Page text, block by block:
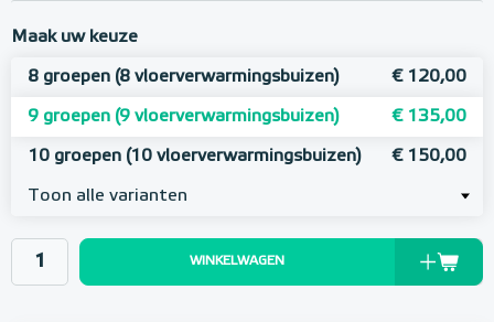
Maak uw keuze
8 groepen (8 vloerverwarmingsbuizen) € 120,00
9 groepen (9 vloerverwarmingsbuizen) € 135,00
10 groepen (10 vloerverwarmingsbuizen) € 150,00
Toon alle varianten
WINKELWAGEN